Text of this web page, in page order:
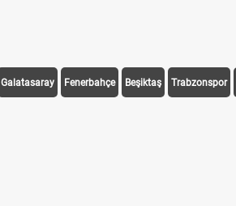
Galatasaray Fenerbahçe Beşiktaş Trabzonspor